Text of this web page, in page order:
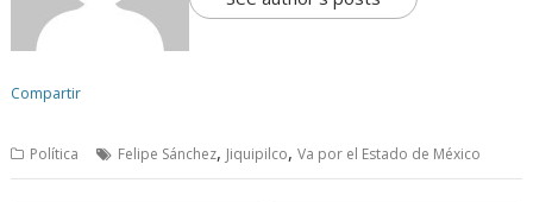
Compartir
Política Felipe Sánchez, Jiquipilco,Va por el Estado de México